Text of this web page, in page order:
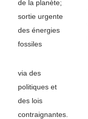
de la planète;
sortie urgente
des énergies
fossiles
via des
politiques et
des lois
contraignantes.